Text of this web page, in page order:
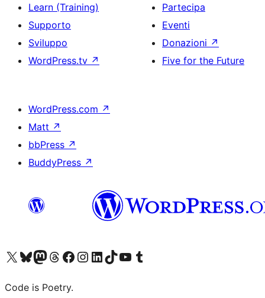
Learn (Training)
Supporto
Sviluppo
WordPress.tv ↗
Partecipa
Eventi
Donazioni ↗
Five for the Future
WordPress.com ↗
Matt ↗
bbPress ↗
BuddyPress ↗
Visita il nostro account X (ex Twitter)
Visita il nostro account Bluesky
Visita il nostro account Mastodon
Visita il nostro account Threads
Visita la nostra pagina Facebook
Visita il nostro account Instagram
Visita il nostro account LinkedIn
Visita il nostro account TikTok
Visita il nostro canale YouTube
Visita il nostro account Tumblr
Code is Poetry.